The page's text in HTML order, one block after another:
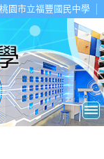
桃園市立福豐國民中學